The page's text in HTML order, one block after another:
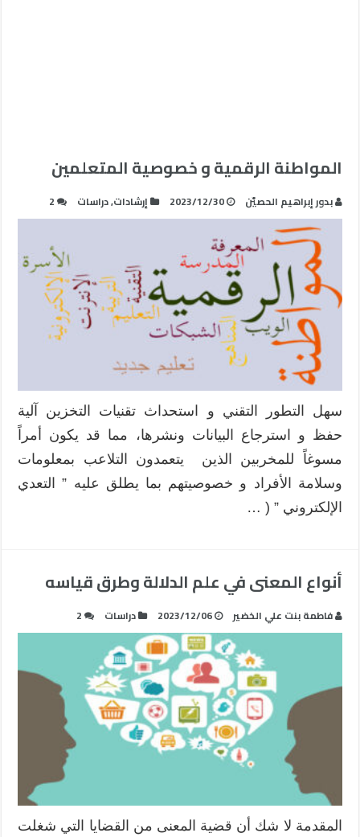
المواطنة الرقمية و خصوصية المتعلمين
بدور إبراهيم الحصيّن 2023/12/30 إرشادات,دراسات 2
سهل التطور التقني و استحداث تقنيات التخزين آلية
حفظ و استرجاع البيانات ونشرها، مما قد يكون أمراً
مسوغاً للمخربين الذين يتعمدون التلاعب بمعلومات
وسلامة الأفراد و خصوصيتهم بما يطلق عليه ” التعدي
الإلكتروني ” ( …
أنواع المعنى في علم الدلالة وطرق قياسه
فاطمة بنت علي الخضير 2023/12/06 دراسات 2
المقدمة لا شك أن قضية المعنى من القضايا التي شغلت